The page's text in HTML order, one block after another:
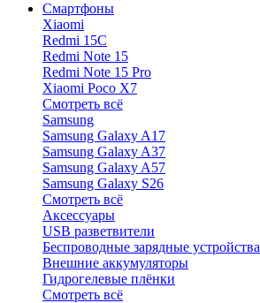
Смартфоны
Xiaomi
Redmi 15C
Redmi Note 15
Redmi Note 15 Pro
Xiaomi Poco X7
Смотреть всё
Samsung
Samsung Galaxy A17
Samsung Galaxy A37
Samsung Galaxy A57
Samsung Galaxy S26
Смотреть всё
Аксессуары
USB разветвители
Беспроводные зарядные устройства
Внешние аккумуляторы
Гидрогелевые плёнки
Смотреть всё